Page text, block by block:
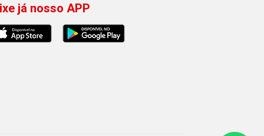
já nosso APP